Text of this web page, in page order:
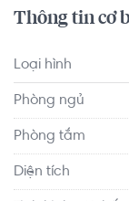
gian sinh hoạt
mình bày trí và
tùy thuộc vào sở
Ngoài những tiện
khu vườn treo,
Thông tin cơ
Loại hình
Phòng ngủ
Phòng tắm
Diện tích